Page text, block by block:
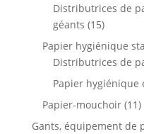
Distributrices de
géants 1515
produits
Papier hygiénique
Distributrices de
Papier hygiénique
Papier-mouchoir 1111
Gants, équipement de